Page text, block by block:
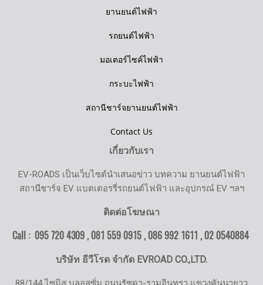
ยานยนต์ไฟฟ้า
รถยนต์ไฟฟ้า
มอเตอร์ไซค์ไฟฟ้า
กระบะไฟฟ้า
สถานีชาร์จยานยนต์ไฟฟ้า
Contact Us
เกี่ยวกับเรา
EV-ROADS เป็นเว็บไซต์นำเสนอข่าว บทความ ยานยนต์ไฟฟ้า
สถานีชาร์จ EV แบตเตอรรี่รถยนต์ไฟฟ้า และอุปกรณ์ EV ฯลฯ
ติดต่อโฆษณา
Call : 095 720 4309 , 081 559 0915 , 086 992 1611 ,02 0540884
บริษัท อีวีโรด จำกัด EVROAD CO.,LTD.